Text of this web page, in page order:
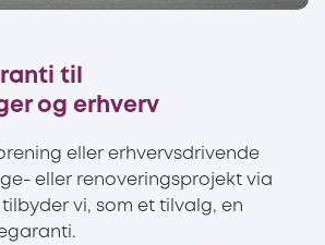
til
og erhverv
eller erhvervsdrivende
eller renoveringsprojekt via
vi, som et tilvalg, en